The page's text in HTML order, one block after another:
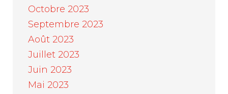
Octobre 2023
Septembre 2023
Août 2023
Juillet 2023
Juin 2023
Mai 2023